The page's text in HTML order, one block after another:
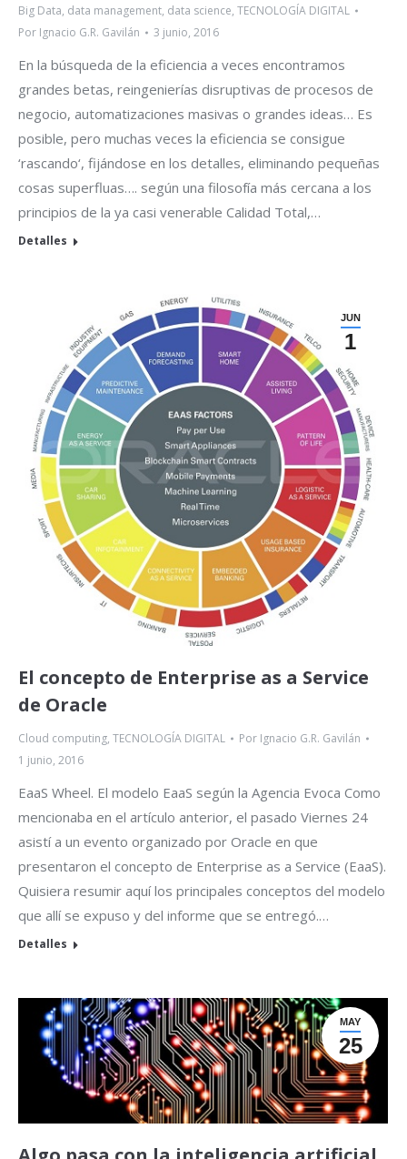
Big Data, data management, data science, TECNOLOGÍA DIGITAL
Por Ignacio G.R. Gavilán 3 junio, 2016
En la búsqueda de la eficiencia a veces encontramos
grandes betas, reingenierías disruptivas de procesos de
negocio, automatizaciones masivas o grandes ideas… Es
posible, pero muchas veces la eficiencia se consigue
‘rascando‘, fijándose en los detalles, eliminando pequeñas
cosas superfluas…. según una filosofía más cercana a los
principios de la ya casi venerable Calidad Total,…
Detalles
JUN
1
El concepto de Enterprise as a Service
de Oracle
Cloud computing, TECNOLOGÍA DIGITAL Por Ignacio G.R. Gavilán
1 junio, 2016
EaaS Wheel. El modelo EaaS según la Agencia Evoca Como
mencionaba en el artículo anterior, el pasado Viernes 24
asistí a un evento organizado por Oracle en que
presentaron el concepto de Enterprise as a Service (EaaS).
Quisiera resumir aquí los principales conceptos del modelo
que allí se expuso y del informe que se entregó.…
Detalles
MAY
25